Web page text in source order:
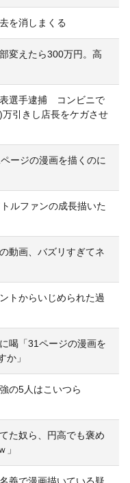
を消しまくる
変えたら300万円。高
選手逮捕 コンビニで
引きし店長をケガさせ
ージの漫画を描くのに
ルファンの成長描いた
動画、バズリすぎてネ
トからいじめられた過
喝「31ページの漫画を
」
の5人はこいつら
た奴ら、円高でも褒め
義で漫画描いている疑